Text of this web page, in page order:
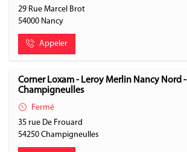
29 Rue Marcel Brot
54000 Nancy
Appeler
Corner Loxam - Leroy Merlin Nancy Nord -
Champigneulles
Fermé
35 rue De Frouard
54250 Champigneulles